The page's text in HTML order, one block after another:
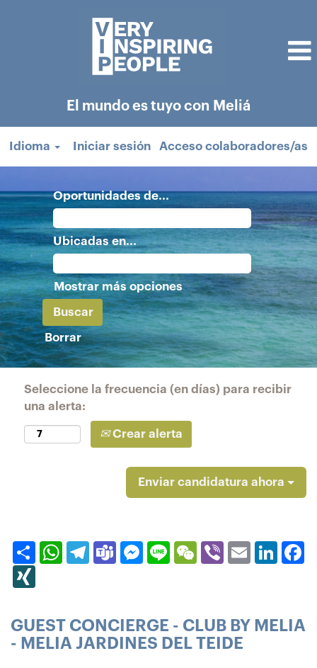
El mundo es tuyo con Meliá
Idioma Iniciar sesión Acceso colaboradores/as
Oportunidades de...
Ubicadas en...
Mostrar más opciones
Borrar
Seleccione la frecuencia (en días) para recibir
una alerta:
Crear alerta
Enviar candidatura ahora
CompartirWhatsApp
Telegram
TeamsMessenger
Line WeChatViberEmail
GUEST CONCIERGE - CLUB BY MELIA
- MELIA JARDINES DEL TEIDE